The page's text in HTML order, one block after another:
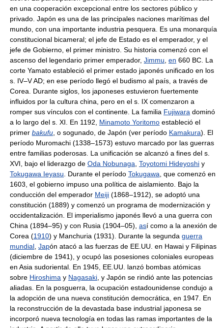
en una cooperación excepcional entre los sectores público y
privado. Japón es una de las principales naciones marítimas del
mundo, con una importante industria pesquera. Es una monarquía
constitucional bicameral; el jefe de Estado es el emperador, y el
jefe de Gobierno, el primer ministro. Su historia comenzó con el
ascenso del legendario primer emperador, Jimmu en 660 BC. La
corte Yamato estableció el primer estado japonés unificado en los
s. IV–V AD; en ese período llegó el budismo al país, a través de
Corea. Durante siglos, los japoneses estuvieron fuertemente
influidos por la cultura china, pero en el s. IX comenzaron a
romper sus vínculos con el continente. La familia Fujiwara dominó
a lo largo del s. XI. En 1192, Minamoto Yoritomo estableció el
primer bakufu , o sogunado, de Japón (ver período Kamakura). El
período Muromachi (1338–1573) estuvo marcado por las guerras
entre familias poderosas. La unificación se alcanzó a fines del s.
XVI, bajo el liderazgo de Oda Nobunaga Toyotomi Hideyoshi y
Tokugawa Ieyasu . Durante el período Tokugawa , que comenzó en
1603, el gobierno impuso una política de aislamiento. Bajo la
conducción del emperador Meiji (1868–1912), se adoptó una
constitución (1889) y comenzó un programa de modernización y
occidentalización. El imperialismo japonés llevó a una guerra con
China (1894–95) y con Rusia (1904–05), así como a la anexión de
Corea (1910) y Manchuria (1931). Durante la segunda guerra
mundial Japón atacó a las fuerzas de EE.UU. en Hawai y Filipinas
(diciembre de 1941), y ocupó las posesiones coloniales europeas
en Asia sudoriental. En 1945, EE.UU. lanzó bombas atómicas
sobre Hiroshima y Nagasaki , y Japón se rindió ante las potencias
aliadas. En la posguerra, la ocupación estadounidense condujo a
la adopción de una nueva constitución democrática, en 1947. En
la reconstrucción de la devastada base industrial japonesa se
incorporó nueva tecnología en todas las ramas importantes de la